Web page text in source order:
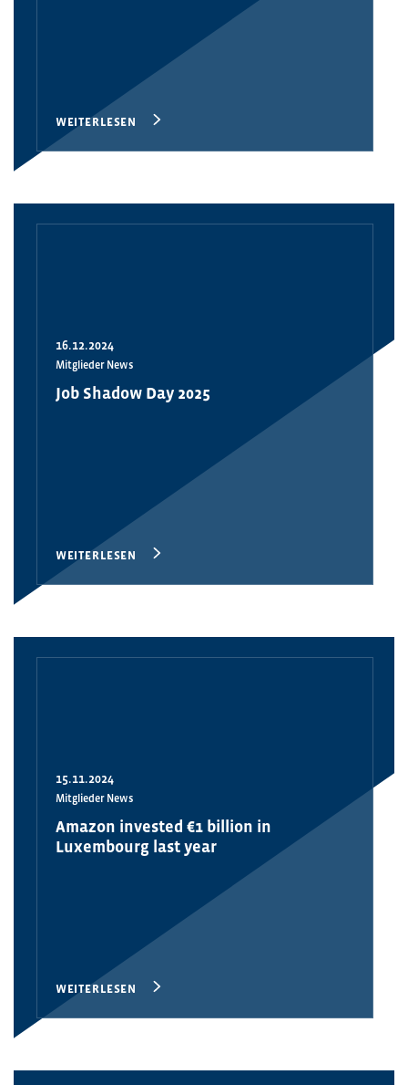
WEITERLESEN
16.12.2024
Mitglieder News
Job Shadow Day 2025
WEITERLESEN
15.11.2024
Mitglieder News
Amazon invested €1 billion in
Luxembourg last year
WEITERLESEN